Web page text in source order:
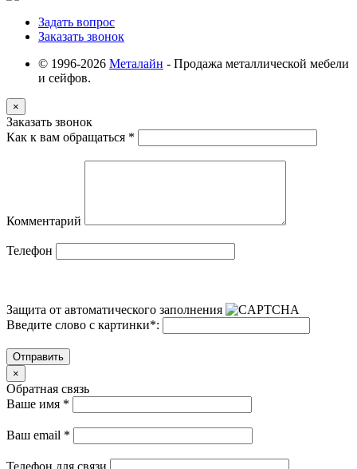
Задать вопрос
Заказать звонок
© 1996-2026 Металайн - Продажа металлической мебели
и сейфов.
×
Заказать звонок
Как к вам обращаться *
Комментарий
Телефон
Защита от автоматического заполнения
Введите слово с картинки*:
Отправить
×
Обратная связь
Ваше имя *
Ваш email *
Телефон для связи